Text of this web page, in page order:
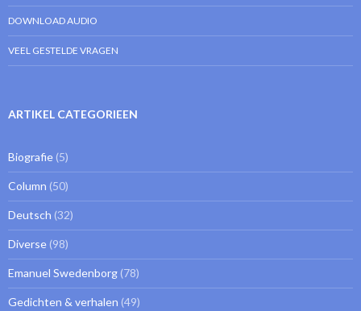
DOWNLOAD AUDIO
VEEL GESTELDE VRAGEN
ARTIKEL CATEGORIEEN
Biografie (5)
Column (50)
Deutsch (32)
Diverse (98)
Emanuel Swedenborg (78)
Gedichten & verhalen (49)